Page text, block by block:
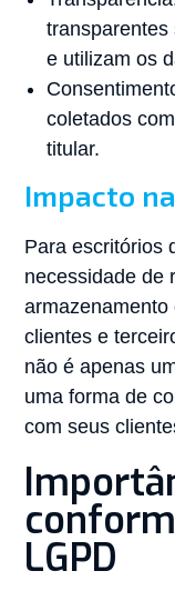
transparentes
e utilizam os
coletados
titular.
Impacto
Para escritórios
necessidade de
clientes e
não é apenas
uma forma de
com seus
LGPD